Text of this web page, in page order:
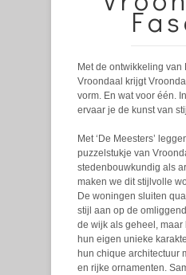
Met de ontwikkeling van
Vroondaal krijgt
vorm. En wat voor één. In
ervaar je de kunst van
Met ‘De Meesters’
puzzelstukje van
stedenbouwkundig als
maken we dit stijlvolle
De woningen sluiten
stijl aan op de
de wijk als geheel,
hun eigen unieke
hun chique architectuur
en rijke ornamenten.